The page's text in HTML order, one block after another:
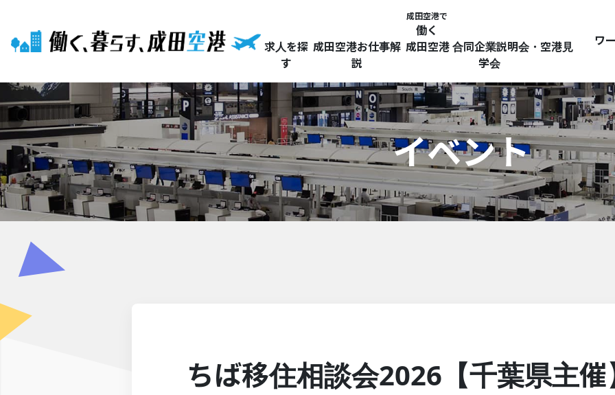
成田空港で
働く
求人を探
す
成田空港お仕事解
説
成田空港 合同企業説明会・空港見
学会
ワ
イベント
ちば移住相談会2026【千葉県主催